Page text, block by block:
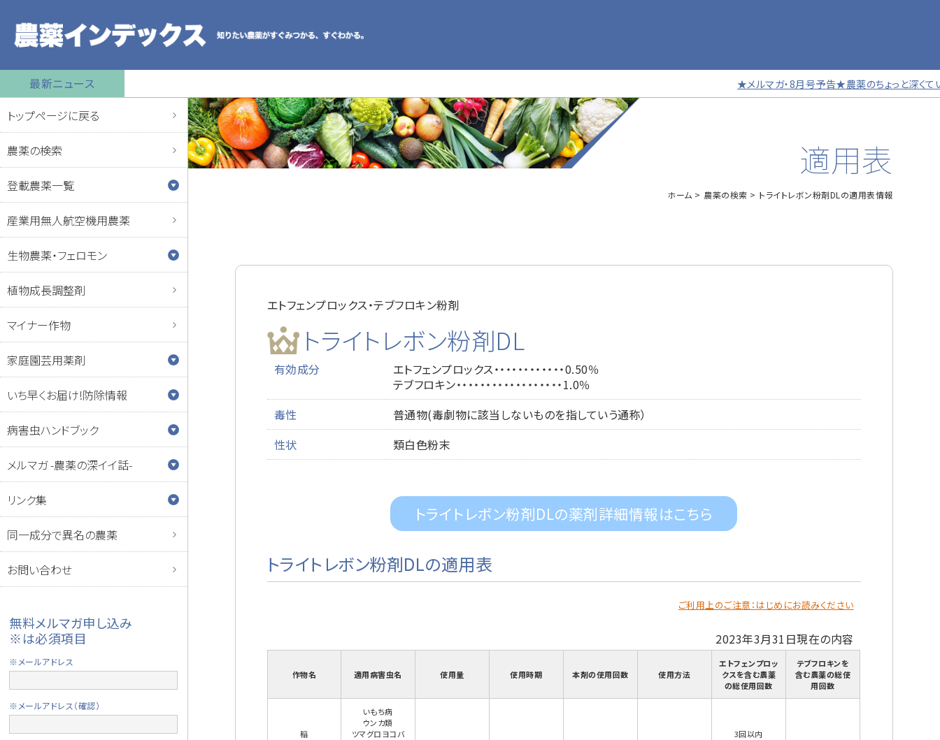
最新ニュース ★メルマガ・8月号予告★農薬のちょっと深く
トップページに戻る
農薬の検索
登載農薬一覧
産業用無人航空機用農薬
生物農薬・フェロモン
植物成長調整剤
マイナー作物
家庭園芸用薬剤
いち早くお届け!防除情報
病害虫ハンドブック
メルマガ -農薬の深イイ話-
リンク集
同一成分で異名の農薬
お問い合わせ
無料メルマガ申し込み
※は必須項目
※メールアドレス
※メールアドレス（確認）
適用表
ホーム 農薬の検索 トライトレボン粉剤DLの適用表情報
エトフェンプロックス・テブフロキン粉剤
トライトレボン粉剤DL
有効成分
エトフェンプロックス・・・・・・・・・・・・0.50％
テブフロキン・・・・・・・・・・・・・・・・・・1.0％
毒性
普通物(毒劇物に該当しないものを指していう通称）
性状
類白色粉末
トライトレボン粉剤DLの薬剤詳細情報はこちら
トライトレボン粉剤DLの適用表
ご利用上のご注意：はじめにお読みください
2023年3月31日現在の内容
作物名 適用病害虫名 使用量 使用時期 本剤の使用回数 使用方法
エトフェンプロッ
クスを含む農薬
の総使用回数
テブフロキンを
含む農薬の総使
用回数
稲
いもち病
ウンカ類
ツマグロヨコバ
3回以内